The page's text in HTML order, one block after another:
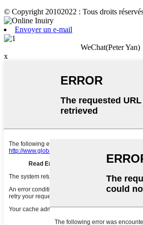
© Copyright 20102022 : Tous droits
Envoyer un e-mail
WeChat(Peter Yan)
x